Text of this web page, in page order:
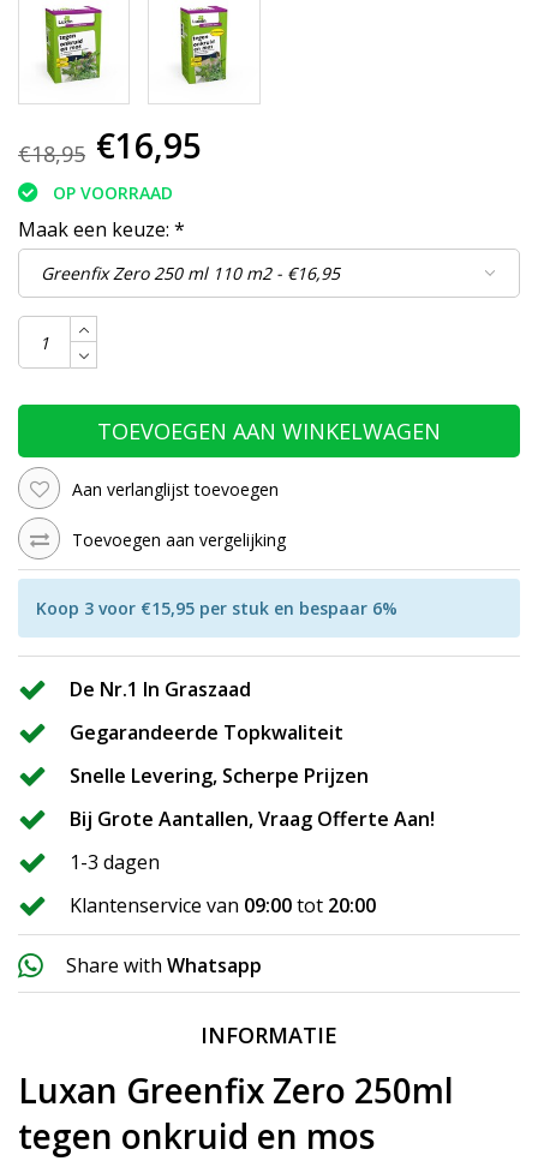
€18,95 €16,95
OP VOORRAAD
Maak een keuze: *
TOEVOEGEN AAN WINKELWAGEN
Aan verlanglijst toevoegen
Toevoegen aan vergelijking
Koop 3 voor €15,95 per stuk en bespaar 6%
De Nr.1 In Graszaad
Gegarandeerde Topkwaliteit
Snelle Levering, Scherpe Prijzen
Bij Grote Aantallen, Vraag Offerte Aan!
1-3 dagen
Klantenservice van 09:00tot 20:00
Share with Whatsapp
INFORMATIE
Luxan Greenfix Zero 250ml
tegen onkruid en mos